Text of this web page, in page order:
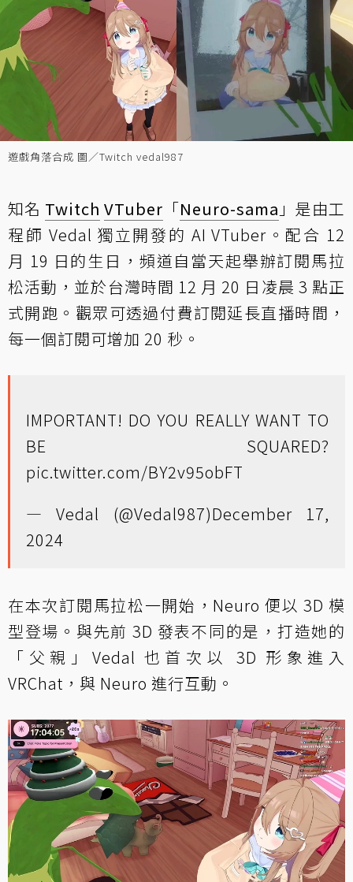
遊戲角落合成 圖／Twitch vedal987
知名 Twitch VTuber 「Neuro-sama 」是由工
程師 Vedal 獨立開發的 AI VTuber。配合 12
月 19 日的生日，頻道自當天起舉辦訂閱馬拉
松活動，並於台灣時間 12 月 20 日凌晨 3 點正
式開跑。觀眾可透過付費訂閱延長直播時間，
每一個訂閱可增加 20 秒。
IMPORTANT! DO YOU REALLY WANT TO
BE SQUARED?
pic.twitter.com/BY2v95obFT
— Vedal (@Vedal987)December 17,
2024
在本次訂閱馬拉松一開始，Neuro 便以 3D 模
型登場。與先前 3D 發表不同的是，打造她的
「父親」Vedal 也首次以 3D 形象進入
VRChat，與 Neuro 進行互動。